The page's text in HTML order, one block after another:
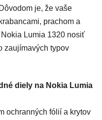
je, že vaše
prachom a
Lumia 1320 nosiť
zaujímavých typov
diely na Nokia Lumia
ochranných fólií a krytov